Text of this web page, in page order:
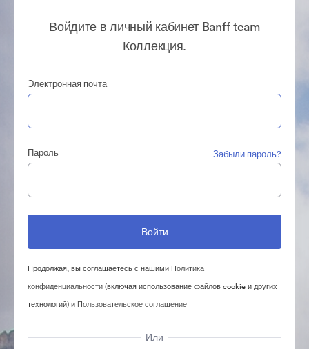
Войдите в личный кабинет Banff team
Коллекция.
Электронная почта
Пароль Забыли пароль?
Продолжая, вы соглашаетесь с нашими Политика
конфиденциальности(включая использование файлов cookie и других
технологий) и Пользовательское соглашение
Или